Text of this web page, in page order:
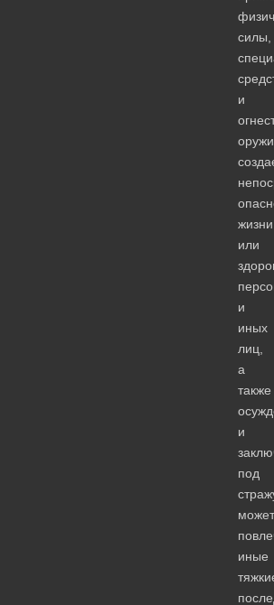
силы,
и
жизни
или
и
иных
лиц,
а
также
и
под
может
иные